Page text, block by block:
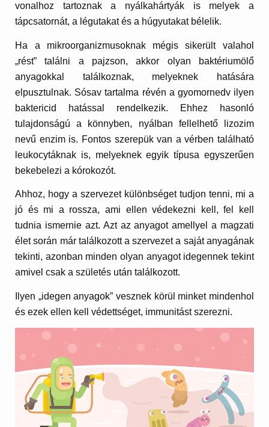
vonalhoz tartoznak a nyálkahártyák is melyek a
tápcsatornát, a légutakat és a húgyutakat bélelik.
Ha a mikroorganizmusoknak mégis sikerült valahol
„rést” találni a pajzson, akkor olyan baktériumölő
anyagokkal találkoznak, melyeknek hatására
elpusztulnak. Sósav tartalma révén a gyomornedv ilyen
baktericid hatással rendelkezik. Ehhez hasonló
tulajdonságú a könnyben, nyálban fellelhető lizozim
nevű enzim is. Fontos szerepük van a vérben található
leukocytáknak is, melyeknek egyik típusa egyszerűen
bekebelezi a kórokozót.
Ahhoz, hogy a szervezet különbséget tudjon tenni, mi a
jó és mi a rossza, ami ellen védekezni kell, fel kell
tudnia ismernie azt. Azt az anyagot amellyel a magzati
élet során már találkozott a szervezet a saját anyagának
tekinti, azonban minden olyan anyagot idegennek tekint
amivel csak a születés után találkozott.
Ilyen „idegen anyagok” vesznek körül minket mindenhol
és ezek ellen kell védettséget, immunitást szerezni.